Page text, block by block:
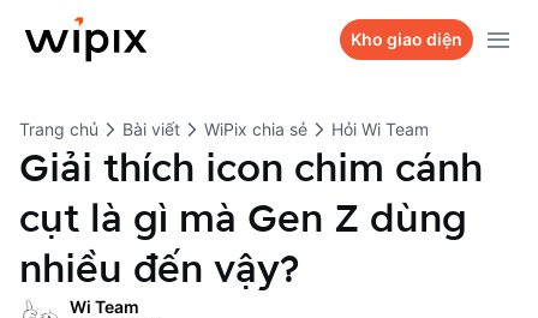
Kho giao diện
Sản phẩm
WiPix Landing page
WiPix Survey
WiPix Bio link
Bảng giá
Hỏi Wi Team
Liên hệ
Trang chủ Bài viết WiPix chia sẻ Hỏi Wi Team
Giải thích icon chim cánh
cụt là gì mà Gen Z dùng
nhiều đến vậy?
Wi Team